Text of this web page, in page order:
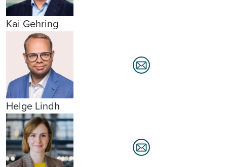
Kai Gehring
Helge Lindh